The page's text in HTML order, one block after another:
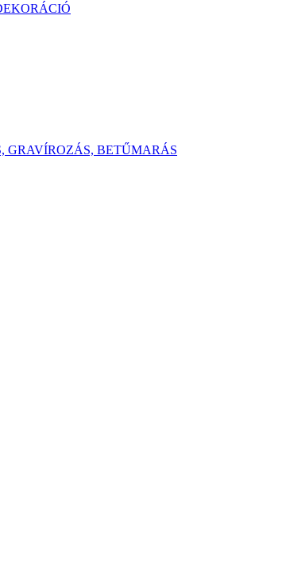
GRAVÍROZÁS, BETŰMARÁS